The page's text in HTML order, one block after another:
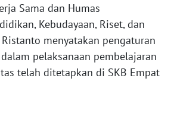
Sama dan Humas
Kebudayaan, Riset, dan
menyatakan pengaturan
pelaksanaan pembelajaran
telah ditetapkan di SKB Empat